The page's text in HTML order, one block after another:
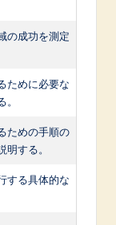
の成功を測定
ために必要な
ための手順の
明する。
する具体的な